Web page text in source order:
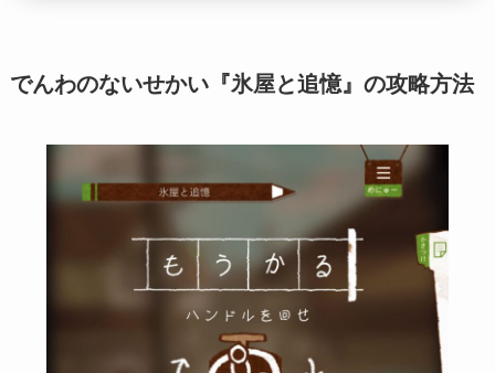
でんわのないせかい『氷屋と追憶』の攻略方法